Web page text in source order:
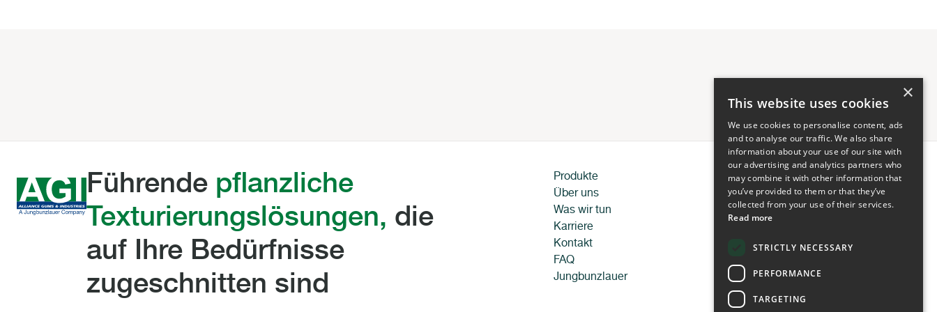
Führende pflanzliche
Texturierungslösungen, die
auf Ihre Bedürfnisse
zugeschnitten sind
Produkte
Über uns
Was wir tun
Karriere
Kontakt
FAQ
Jungbunzlauer
Anwendungen
Lebensmittel
Tiernahrung
Technische Anwendungen
×
This website uses cookies
We use cookies to personalise content, ads
and to analyse our traffic. We also share
information about your use of our site with
our advertising and analytics partners who
may combine it with other information that
you’ve provided to them or that they’ve
collected from your use of their services.
Read more
STRICTLY NECESSARY
PERFORMANCE
TARGETING